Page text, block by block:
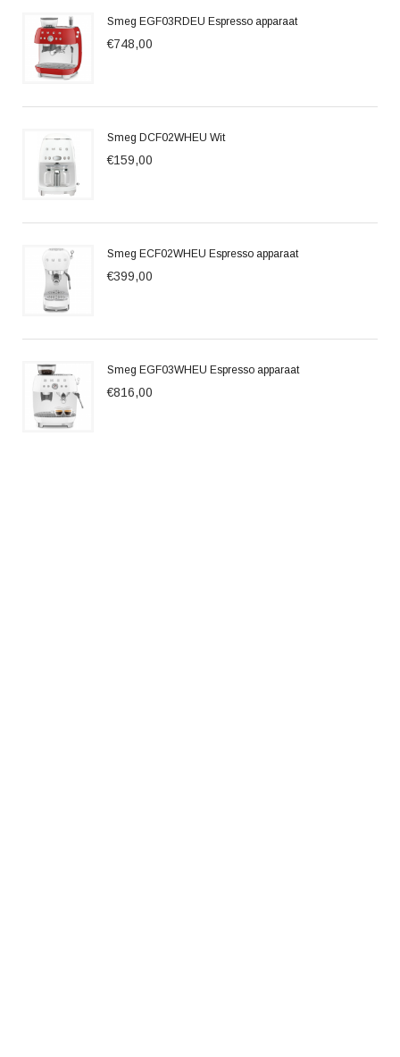
Smeg EGF03RDEU Espresso apparaat
€748,00
Smeg DCF02WHEU Wit
€159,00
Smeg ECF02WHEU Espresso apparaat
€399,00
Smeg EGF03WHEU Espresso apparaat
€816,00